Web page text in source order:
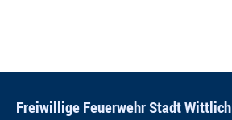
Freiwillige Feuerwehr Stadt Wittlich